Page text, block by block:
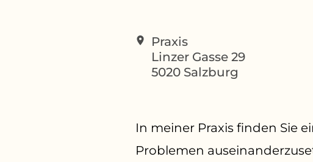
Praxis
Linzer Gasse 29
5020 Salzburg
In meiner Praxis finden Sie
Problemen